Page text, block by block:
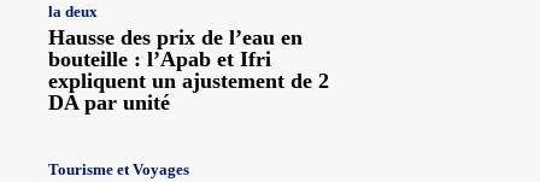
la deux
Hausse des prix de l’eau en
bouteille : l’Apab et Ifri
expliquent un ajustement de 2
DA par unité
Tourisme et Voyages